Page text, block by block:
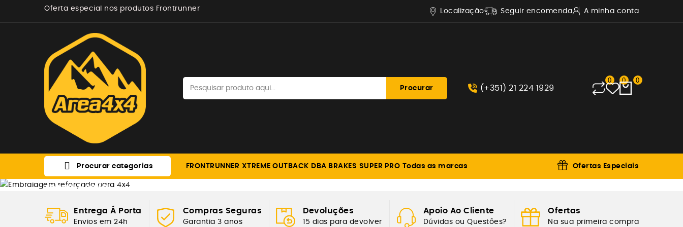
Oferta especial nos produtos Frontrunner Localização Seguir encomenda A minha conta
Procurar (+351) 21 224 1929
0 0 0
 Procurar categorias FRONTRUNNER XTREME OUTBACK DBA BRAKES SUPER PRO Todas as marcas Ofertas Especiais
TRANSMISSÃO
EMBRAIAGEM REFORÇADA
Entrega Á Porta
Envios em 24h
Compras Seguras
Garantia 3 anos
Devoluções
15 dias para devolver
Apoio Ao Cliente
Dúvidas ou Questões?
Ofertas
Na sua primeira compra